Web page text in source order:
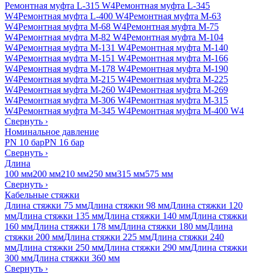
Ремонтная муфта L-315 W4Ремонтная муфта L-345
W4Ремонтная муфта L-400 W4Ремонтная муфта M-63
W4Ремонтная муфта M-68 W4Ремонтная муфта M-75
W4Ремонтная муфта M-82 W4Ремонтная муфта M-104
W4Ремонтная муфта M-131 W4Ремонтная муфта M-140
W4Ремонтная муфта M-151 W4Ремонтная муфта M-166
W4Ремонтная муфта M-178 W4Ремонтная муфта M-190
W4Ремонтная муфта M-215 W4Ремонтная муфта M-225
W4Ремонтная муфта M-260 W4Ремонтная муфта M-269
W4Ремонтная муфта M-306 W4Ремонтная муфта M-315
W4Ремонтная муфта M-345 W4Ремонтная муфта M-400 W4
Свернуть ›
Номинальное давление
PN 10 барPN 16 бар
Свернуть ›
Длина
100 мм200 мм210 мм250 мм315 мм575 мм
Свернуть ›
Кабельные стяжки
Длина стяжки 75 ммДлина стяжки 98 ммДлина стяжки 120
ммДлина стяжки 135 ммДлина стяжки 140 ммДлина стяжки
160 ммДлина стяжки 178 ммДлина стяжки 180 ммДлина
стяжки 200 ммДлина стяжки 225 ммДлина стяжки 240
ммДлина стяжки 250 ммДлина стяжки 290 ммДлина стяжки
300 ммДлина стяжки 360 мм
Свернуть ›